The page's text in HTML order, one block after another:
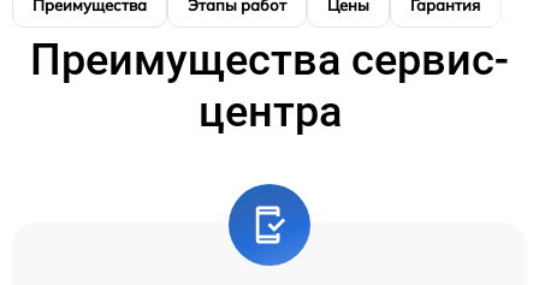
Преимущества Этапы работ Цены Гарантия
Преимущества сервис-
центра